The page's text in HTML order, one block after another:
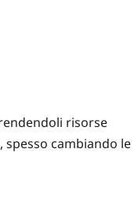
risorse
cambiando le